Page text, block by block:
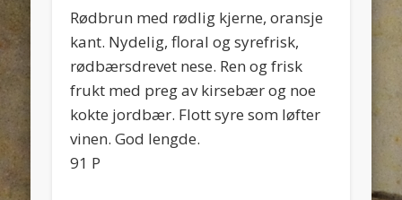
Rødbrun med rødlig kjerne, oransje
kant. Nydelig, floral og syrefrisk,
rødbærsdrevet nese. Ren og frisk
frukt med preg av kirsebær og noe
kokte jordbær. Flott syre som løfter
vinen. God lengde.
91 P